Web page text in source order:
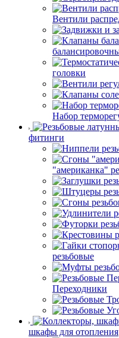
Вентили
головки
Набор
фитинги
"американка"
резьбовые
Переходники
шкафы для отопления